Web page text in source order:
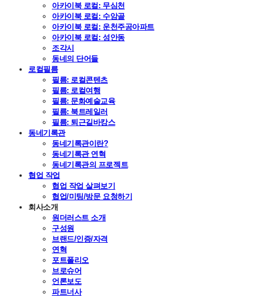
아카이북 로컬: 무심천
아카이북 로컬: 수암골
아카이북 로컬: 운천주공아파트
아카이북 로컬: 성안동
조각시
동네의 단어들
로컬필름
필름: 로컬콘텐츠
필름: 로컬여행
필름: 문화예술교육
필름: 북트레일러
필름: 퇴근길바캉스
동네기록관
동네기록관이란?
동네기록관 연혁
동네기록관의 프로젝트
협업 작업
협업 작업 살펴보기
협업/미팅/방문 요청하기
회사소개
원더러스트 소개
구성원
브랜드/인증/자격
연혁
포트폴리오
브로슈어
언론보도
파트너사